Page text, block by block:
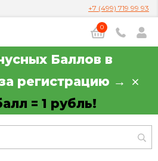
+7 (499) 719 99 93
0
Баллов в
регистрацию →
= 1 рубль!